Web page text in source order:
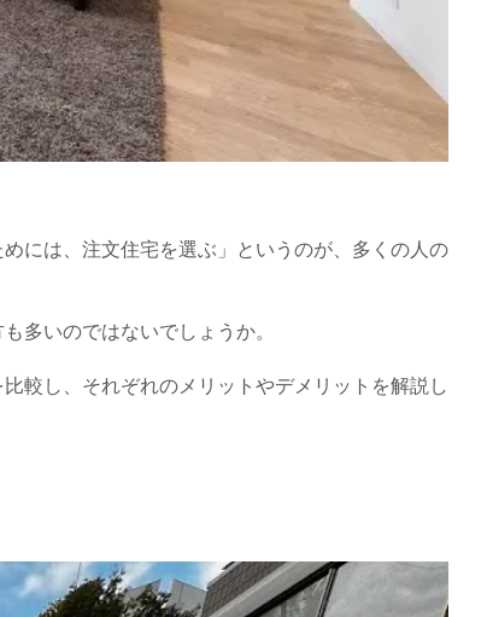
には、注文住宅を選ぶ」というのが、多くの人の
多いのではないでしょうか。
較し、それぞれのメリットやデメリットを解説し